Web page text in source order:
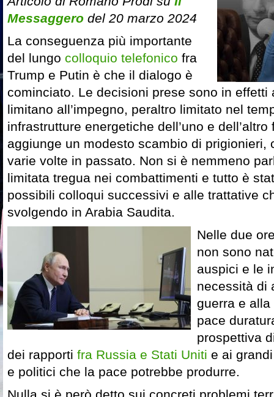
Messaggero del 20 marzo 2024
La conseguenza più importante
del lungo colloquio telefonico fra
Trump e Putin è che il dialogo è
cominciato. Le decisioni prese sono in effetti
limitano all’impegno, peraltro limitato nel
infrastrutture energetiche dell’uno e
aggiunge un modesto scambio di prigionieri,
varie volte in passato. Non si è nemmeno
limitata tregua nei combattimenti e tutto è
possibili colloqui successivi e alle trattative
svolgendo in Arabia Saudita.
Nelle due
non sono
auspici e le
necessità di
guerra e
pace
prospettiva
dei rapporti fra Russia e Stati Uniti e ai
e politici che la pace potrebbe produrre.